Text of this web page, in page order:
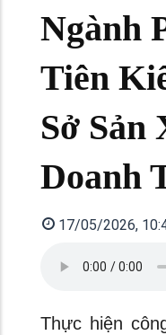
Ngành
Tiên
Sở
Doanh
17/05/2026,
Thực hiện